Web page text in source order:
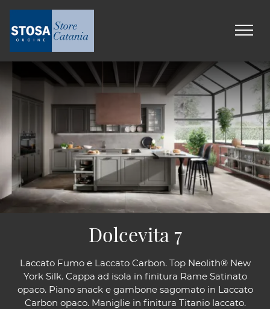
Laccato Fumo e Laccato Carbon. Top Neolith® New
York Silk. Cappa ad isola in finitura Rame Satinato
opaco. Piano snack e gambone sagomato in Laccato
Carbon opaco. Maniglie in finitura Titanio laccato.
Dolcevita 7